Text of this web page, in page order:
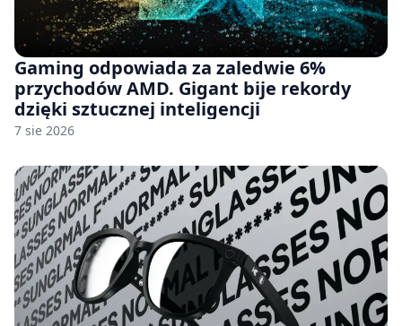
Gaming odpowiada za zaledwie 6%
przychodów AMD. Gigant bije rekordy
dzięki sztucznej inteligencji
7 sie 2026